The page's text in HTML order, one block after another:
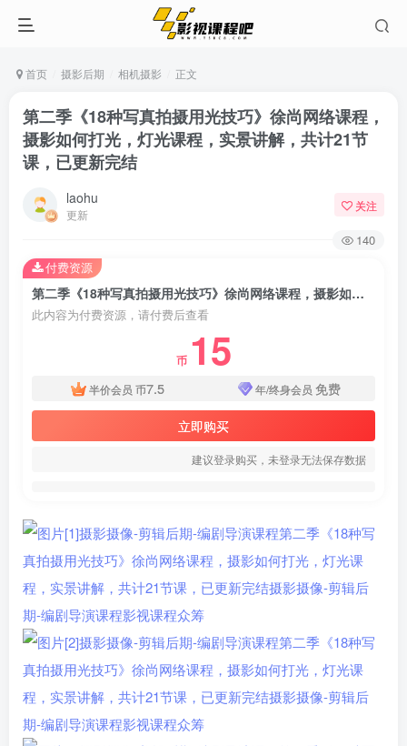
首页 摄影后期 相机摄影 正文
第二季《18种写真拍摄用光技巧》徐尚网络课程，
摄影如何打光，灯光课程，实景讲解，共计21节
课，已更新完结
laohu
更新
关注
140
第二季《18种写真拍摄用光技巧》徐尚网络课程，摄影如何打光，灯光课程，实景讲解，共计21节课，已更新完结
此内容为付费资源，请付费后查看
币 15
半价会员 币7.5 年/终身会员 免费
立即购买
建议登录购买，未登录无法保存数据
付费资源